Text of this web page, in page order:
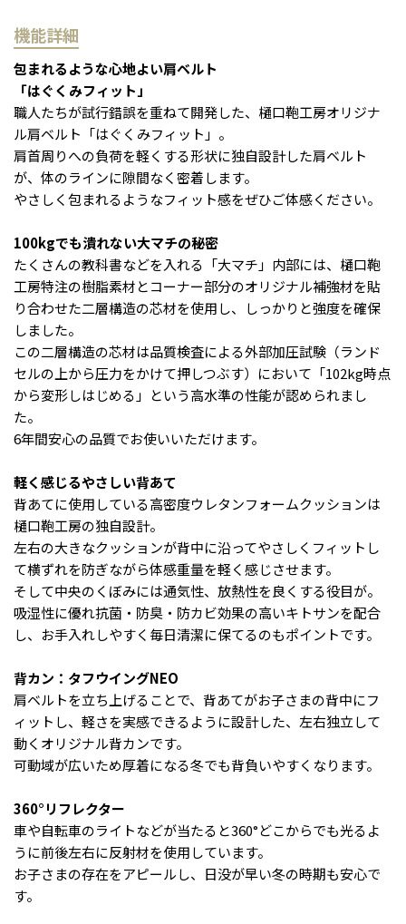
機能詳細
包まれるような心地よい肩ベルト
「はぐくみフィット」
職人たちが試行錯誤を重ねて開発した、樋口鞄工房オリジナ
ル肩ベルト「はぐくみフィット」。
肩首周りへの負荷を軽くする形状に独自設計した肩ベルト
が、体のラインに隙間なく密着します。
やさしく包まれるようなフィット感をぜひご体感ください。
100kgでも潰れない大マチの秘密
たくさんの教科書などを入れる「大マチ」内部には、樋口鞄
工房特注の樹脂素材とコーナー部分のオリジナル補強材を貼
り合わせた二層構造の芯材を使用し、しっかりと強度を確保
しました。
この二層構造の芯材は品質検査による外部加圧試験（ランド
セルの上から圧力をかけて押しつぶす）において「102kg時点
から変形しはじめる」という高水準の性能が認められまし
た。
6年間安心の品質でお使いいただけます。
軽く感じるやさしい背あて
背あてに使用している高密度ウレタンフォームクッションは
樋口鞄工房の独自設計。
左右の大きなクッションが背中に沿ってやさしくフィットし
て横ずれを防ぎながら体感重量を軽く感じさせます。
そして中央のくぼみには通気性、放熱性を良くする役目が。
吸湿性に優れ抗菌・防臭・防カビ効果の高いキトサンを配合
し、お手入れしやすく毎日清潔に保てるのもポイントです。
背カン：タフウイングNEO
肩ベルトを立ち上げることで、背あてがお子さまの背中にフ
ィットし、軽さを実感できるように設計した、左右独立して
動くオリジナル背カンです。
可動域が広いため厚着になる冬でも背負いやすくなります。
360°リフレクター
車や自転車のライトなどが当たると360°どこからでも光るよ
うに前後左右に反射材を使用しています。
お子さまの存在をアピールし、日没が早い冬の時期も安心で
す。